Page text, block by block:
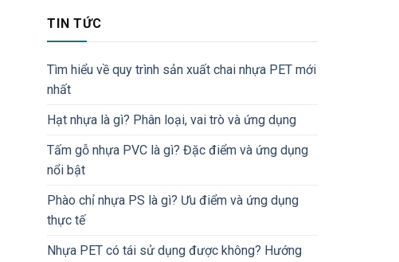
TIN TỨC
Tìm hiểu về quy trình sản xuất chai nhựa PET mới
nhất
Hạt nhựa là gì? Phân loại, vai trò và ứng dụng
Tấm gỗ nhựa PVC là gì? Đặc điểm và ứng dụng
nổi bật
Phào chỉ nhựa PS là gì? Ưu điểm và ứng dụng
thực tế
Nhựa PET có tái sử dụng được không? Hướng